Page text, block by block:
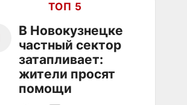
ТОП 5
В Новокузнецке
частный сектор
затапливает:
жители просят
помощи